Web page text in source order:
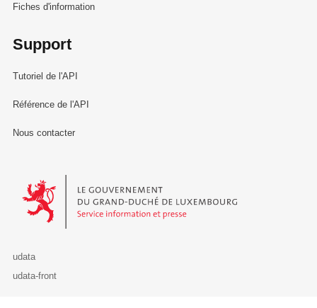
Fiches d'information
Support
Tutoriel de l'API
Référence de l'API
Nous contacter
Le Gouvernement du Grand-Duché de Luxembourg - Service
udata
udata-front